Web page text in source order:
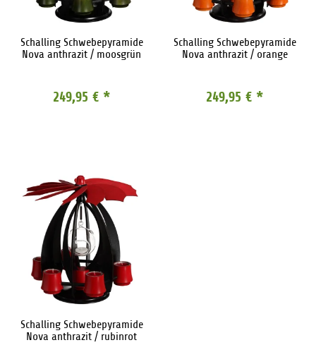
Schalling Schwebepyramide
Nova anthrazit / moosgrün
249,95 € *
Schalling Schwebepyramide
Nova anthrazit / orange
249,95 € *
Schalling Schwebepyramide
Nova anthrazit / rubinrot